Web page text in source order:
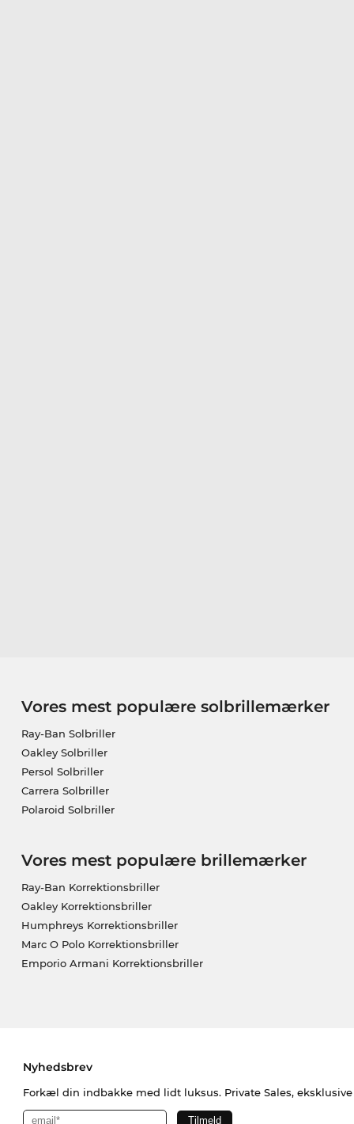
Vores mest populære solbrillemærker
Ray-Ban Solbriller
Oakley Solbriller
Persol Solbriller
Carrera Solbriller
Polaroid Solbriller
Vores mest populære brillemærker
Ray-Ban Korrektionsbriller
Oakley Korrektionsbriller
Humphreys Korrektionsbriller
Marc O Polo Korrektionsbriller
Emporio Armani Korrektionsbriller
Nyhedsbrev
Forkæl din indbakke med lidt luksus. Private Sales,